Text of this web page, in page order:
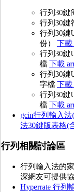
行列30鍵
行列30鍵
行列30鍵
份） 下載
行列30鍵
檔 下載
行列30鍵
字檔 下載
行列30鍵
檔 下載
gcin行列輸入法
法30鍵版表格(
行列相關討論區
行列輸入法的
深網友可提供
Hyperrate 行列